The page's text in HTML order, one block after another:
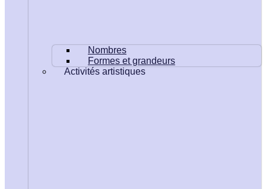
Nombres
Formes et grandeurs
Activités artistiques